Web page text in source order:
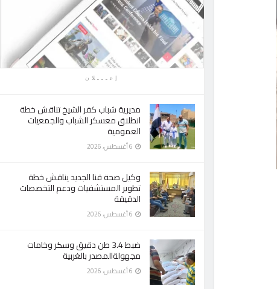
إعـــلان
مديرية شباب كفر الشيخ تناقش خطة
انطلاق معسكر الشباب والجمعيات
العمومية
وكيل صحة قنا الجديد يناقش خطة
تطوير المستشفيات ودعم التخصصات
الدقيقة
ضبط 3.4 طن دقيق وسكر وخامات
مجهولةالمصدر بالغربية